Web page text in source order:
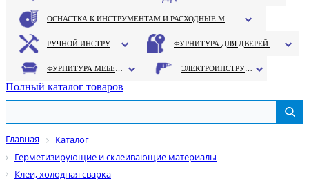
Полный каталог товаров
Главная
Каталог
Герметизирующие и склеивающие материалы
Клеи, холодная сварка